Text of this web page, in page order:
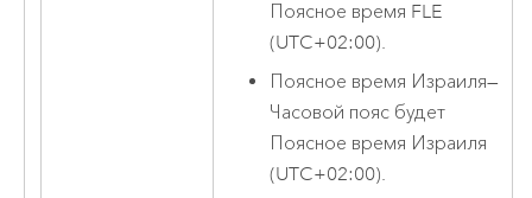
Поясное время FLE
(UTC+02:00).
Поясное время Израиля—
Часовой пояс будет
Поясное время Израиля
(UTC+02:00).